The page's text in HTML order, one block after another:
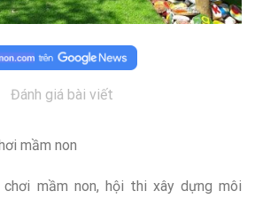
Đánh giá bài viết
mầm non
mầm non, hội thi xây dựng môi